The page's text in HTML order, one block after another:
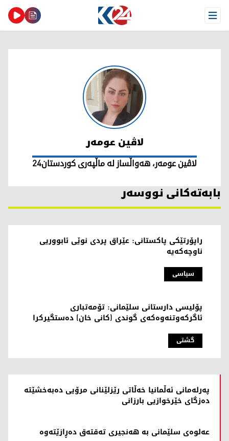
Open Menu
لاڤین عومەر
لاڤین عومەر
لاڤین عومەر، هەواڵساز لە ماڵپەری کوردستان24
بابەتەکانی نووسەر
سیاسی
راپۆرتێکی پاکستانی: عێراق پردی نوێی ئابووریی
ناوچەکەیە
گشتی
پۆلیسی دارستانی سلێمانی: تۆمەتباری
ئاگرکەوتنەوەکەی گوندی (کانی خان) دەستگیرکرا
پەرلەمانی ئەڵمانیا خەڵاتی رێزلێنانی مرۆیی دەبەخشێتە
دەزگای خێرخوازیی بارزانی
عەلوەی سلێمانی بە هەنجیری تەقتەق دەڕازێتەوە